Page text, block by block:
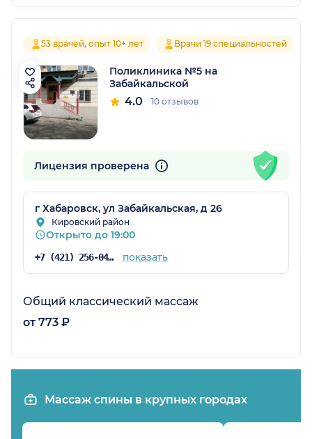
53 врачей, опыт 10+ лет Врачи 19 специальностей
Поликлиника №5 на
Забайкальской
4.0 10 отзывов
Лицензия проверена
г Хабаровск, ул Забайкальская, д 26
Кировский район
Открыто до 19:00
+7 (421) 256-04-00 показать
Общий классический массаж
от 773 ₽
Массаж спины в крупных городах